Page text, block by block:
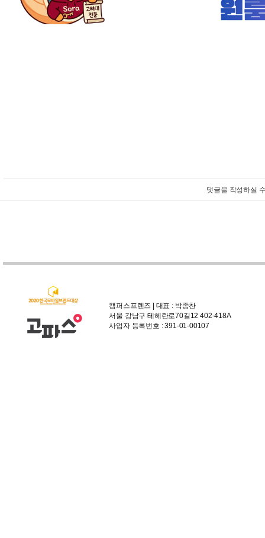
댓글을 작성하실
캠퍼스프렌즈 | 대표 : 박종찬
서울 강남구 테헤란로70길12 402-418A
사업자 등록번호 : 391-01-00107